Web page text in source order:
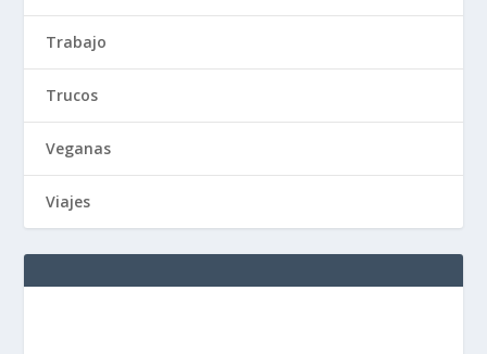
Trabajo
Trucos
Veganas
Viajes